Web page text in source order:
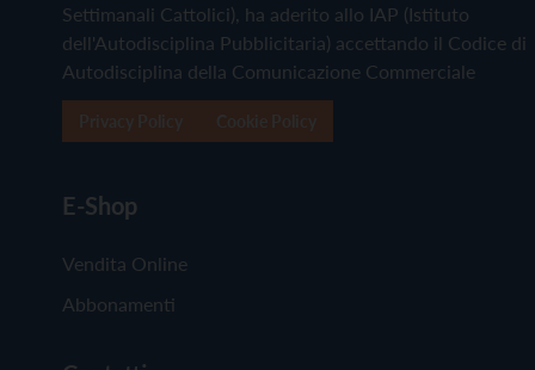
Settimanali Cattolici), ha aderito allo IAP (Istituto
dell'Autodisciplina Pubblicitaria) accettando il Codice di
Autodisciplina della Comunicazione Commerciale
E-Shop
Vendita Online
Abbonamenti